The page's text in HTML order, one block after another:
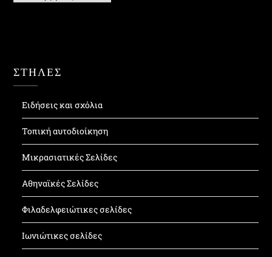
ΣΤΗΛΕΣ
Ειδήσεις και σχόλια
Τοπική αυτοδιοίκηση
Μικρασιατικές Σελίδες
Αθηναϊκές Σελίδες
Φιλαδελφειώτικες σελίδες
Ιωνιώτικες σελίδες